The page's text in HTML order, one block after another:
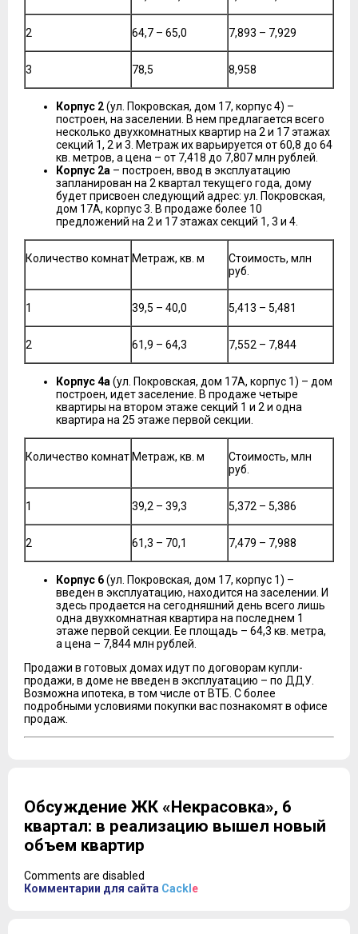
2 64,7 – 65,0 7,893 – 7,929
3 78,5 8,958
Корпус 2(ул. Покровская, дом 17, корпус 4) –
построен, на заселении. В нем предлагается всего
несколько двухкомнатных квартир на 2 и 17 этажах
секций 1, 2 и 3. Метраж их варьируется от 60,8 до 64
кв. метров, а цена – от 7,418 до 7,807 млн рублей.
Корпус 2а – построен, ввод в эксплуатацию
запланирован на 2 квартал текущего года, дому
будет присвоен следующий адрес: ул. Покровская,
дом 17А, корпус 3. В продаже более 10
предложений на 2 и 17 этажах секций 1, 3 и 4.
Количество комнат Метраж, кв. м
Стоимость, млн
руб.
1 39,5 – 40,0 5,413 – 5,481
2 61,9 – 64,3 7,552 – 7,844
Корпус 4а (ул. Покровская, дом 17А, корпус 1) – дом
построен, идет заселение. В продаже четыре
квартиры на втором этаже секций 1 и 2 и одна
квартира на 25 этаже первой секции.
Количество комнат Метраж, кв. м
Стоимость, млн
руб.
1 39,2 – 39,3 5,372 – 5,386
2 61,3 – 70,1 7,479 – 7,988
Корпус 6(ул. Покровская, дом 17, корпус 1) –
введен в эксплуатацию, находится на заселении. И
здесь продается на сегодняшний день всего лишь
одна двухкомнатная квартира на последнем 1
этаже первой секции. Ее площадь – 64,3 кв. метра,
а цена – 7,844 млн рублей.
Продажи в готовых домах идут по договорам купли-
продажи, в доме не введен в эксплуатацию – по ДДУ.
Возможна ипотека, в том числе от ВТБ. С более
подробными условиями покупки вас познакомят в офисе
продаж.
Обсуждение ЖК «Некрасовка», 6
квартал: в реализацию вышел новый
объем квартир
Comments are disabled
Комментарии для сайта Cackl e